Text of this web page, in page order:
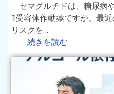
セマグルチドは、糖尿病
1受容体作動薬ですが、最
リスクを…
続きを読む